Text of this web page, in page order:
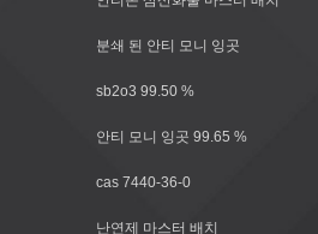
분쇄 된 안티 모니 잉곳
sb2o3 99.50 %
안티 모니 잉곳 99.65 %
cas 7440-36-0
난연제 마스터 배치